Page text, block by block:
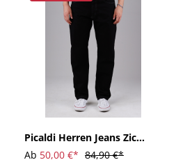
Picaldi Herren Jeans Zicco
473 Platin Black Regular
Ab 50,00 €* 84,90 €*